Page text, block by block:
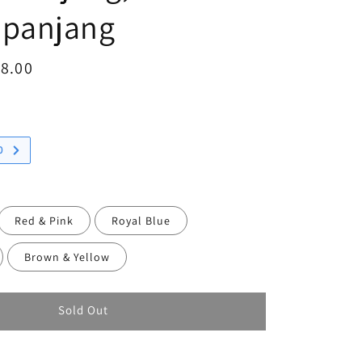
Red & Pink Royal Blue
Brown & Yellow
Sold Out